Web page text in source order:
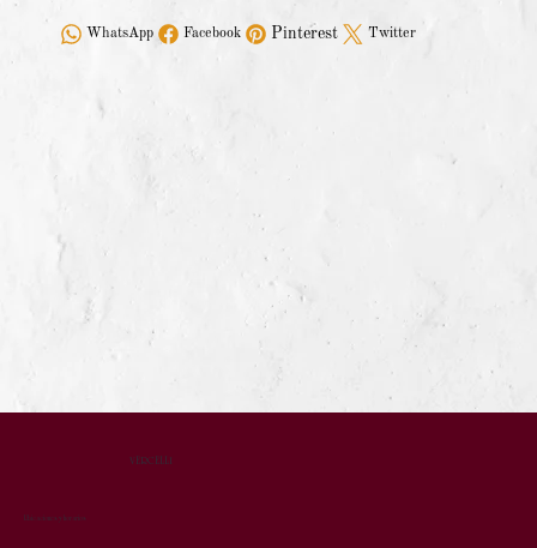
Facebook
WhatsApp Twitter
Pinterest
VERCELLI
Ubicaciones y horarios